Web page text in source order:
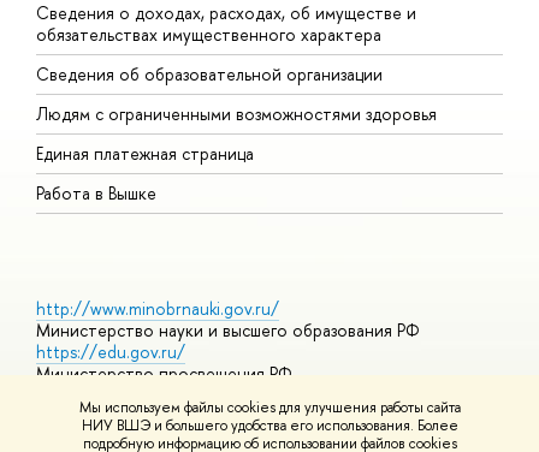
Мы используем файлы cookies для улучшения работы сайта
НИУ ВШЭ и большего удобства его использования. Более
подробную информацию об использовании файлов cookies
Сведения о доходах, расходах, об имуществе и
обязательствах имущественного характера
Сведения об образовательной организации
Людям с ограниченными возможностями здоровья
Единая платежная страница
Работа в Вышке
http://www.minobrnauki.gov.ru/
Министерство науки и высшего образования РФ
https://edu.gov.ru/
Министерство просвещения РФ
https://elearning.hse.ru/mooc
Массовые открытые онлайн-курсы